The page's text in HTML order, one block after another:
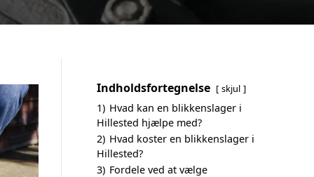
Indholdsfortegnelse skjul
1) Hvad kan en blikkenslager i
Hillested hjælpe med?
2) Hvad koster en blikkenslager i
Hillested?
3) Fordele ved at vælge